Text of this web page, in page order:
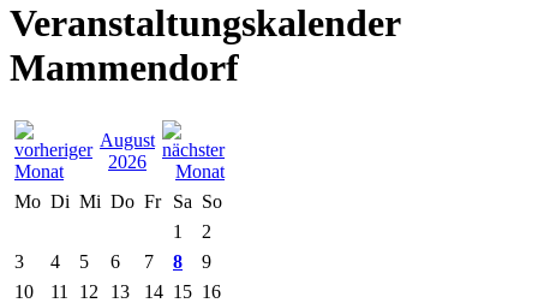
Veranstaltungskalender
Mammendorf
August
2026
Mo Di Mi Do Fr Sa So
1
2
3
4 5 6 7 8
9
10
11 12 13 14 15 16